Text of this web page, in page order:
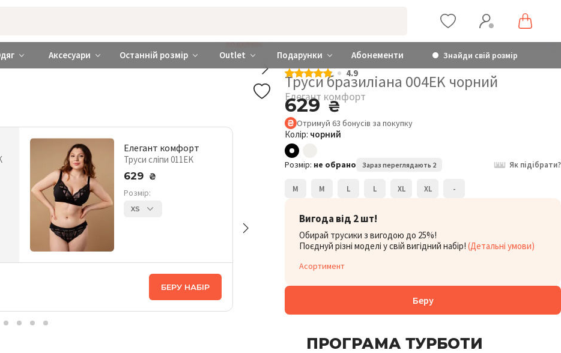
brabrabra ❤️ Київ та Україна
Аксесуари Останній розмір Outlet Подарунки Абонементи Знайди свій розмір
ДОДАЙ БРА
4.9
Труси бразиліана 004EK чорний
Елегант комфорт
629₴
Отримуй 63 бонусів за покупку
Колір: чорний
Розмір: не обрано Зараз переглядають 2 Як підібрати?
M M L L XL XL -
Вигода від 2 шт!
Обирай трусики з вигодою до 25%!
Поєднуй різні моделі у свій вигідний набір! (Детальні умови)
Асортимент
Беру
ПРОГРАМА ТУРБОТИ
Елегант комфорт
Труси сліпи 011EK
629 ₴
Розмір:
XS
БЕРУ НАБІР
Розмір: